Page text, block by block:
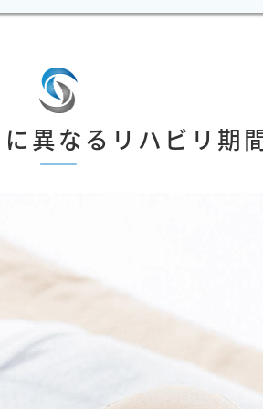
異なるリハビリ期